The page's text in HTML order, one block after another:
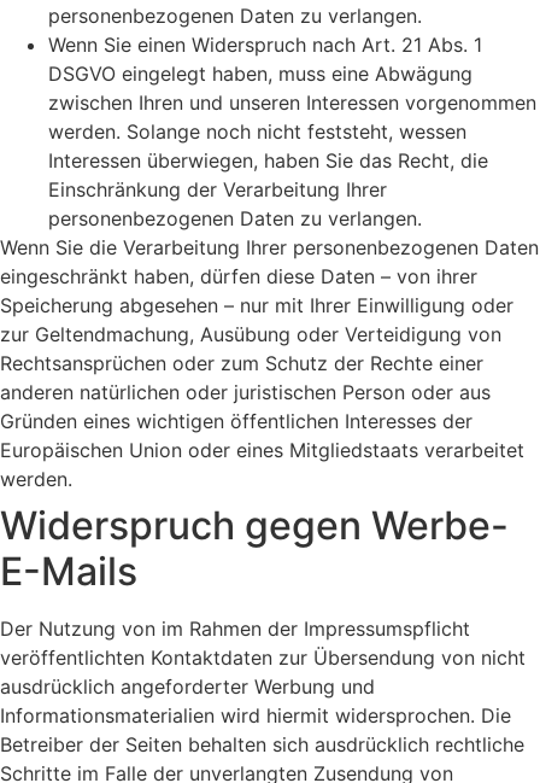
personenbezogenen Daten zu verlangen.
Wenn Sie einen Widerspruch nach Art. 21 Abs. 1
DSGVO eingelegt haben, muss eine Abwägung
zwischen Ihren und unseren Interessen vorgenommen
werden. Solange noch nicht feststeht, wessen
Interessen überwiegen, haben Sie das Recht, die
Einschränkung der Verarbeitung Ihrer
personenbezogenen Daten zu verlangen.
Wenn Sie die Verarbeitung Ihrer personenbezogenen Daten
eingeschränkt haben, dürfen diese Daten – von ihrer
Speicherung abgesehen – nur mit Ihrer Einwilligung oder
zur Geltendmachung, Ausübung oder Verteidigung von
Rechtsansprüchen oder zum Schutz der Rechte einer
anderen natürlichen oder juristischen Person oder aus
Gründen eines wichtigen öffentlichen Interesses der
Europäischen Union oder eines Mitgliedstaats verarbeitet
werden.
Widerspruch gegen Werbe-
E-Mails
Der Nutzung von im Rahmen der Impressumspflicht
veröffentlichten Kontaktdaten zur Übersendung von nicht
ausdrücklich angeforderter Werbung und
Informationsmaterialien wird hiermit widersprochen. Die
Betreiber der Seiten behalten sich ausdrücklich rechtliche
Schritte im Falle der unverlangten Zusendung von